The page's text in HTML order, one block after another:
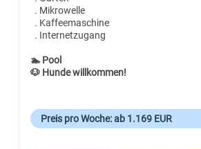
. Mikrowelle
. Kaffeemaschine
. Internetzugang
🏊 Pool
🐶 Hunde willkommen!
Preis pro Woche: ab 1.169 EUR